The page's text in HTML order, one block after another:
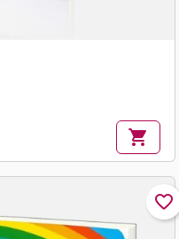
shopping_cart
favorite_border